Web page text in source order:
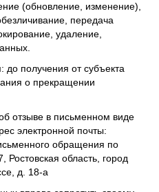
(обновление, изменение),
передача
удаление,
до получения от субъекта
о прекращении
отзыве в письменном виде
электронной почты:
обращения по
область, город
д. 18-а